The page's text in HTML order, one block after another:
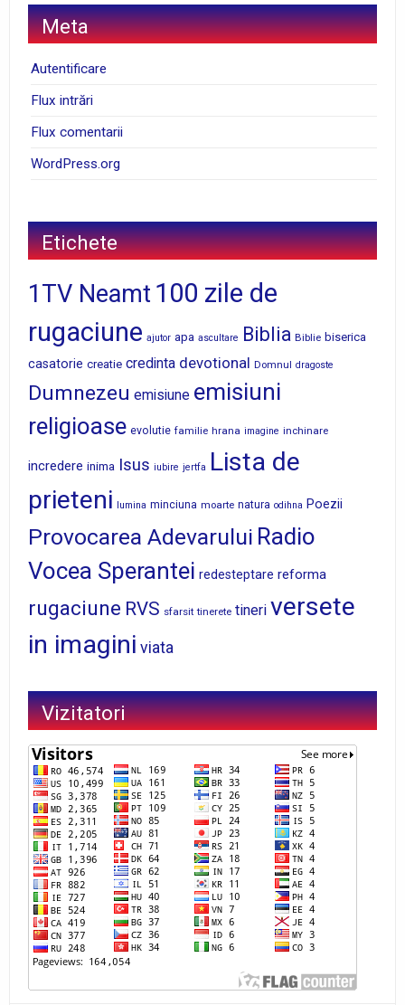
Meta
Autentificare
Flux intrări
Flux comentarii
WordPress.org
Etichete
1TV Neamt 100 zile de
rugaciune ajutor apa ascultare Biblia Biblie biserica
casatorie creatie credinta devotional Domnul dragoste
Dumnezeu emisiune emisiuni
religioase evolutie familie hrana imagine inchinare
incredere inima Isus iubire jertfa Lista de
prieteni
lumina minciuna moarte natura odihna Poezii
Provocarea Adevarului Radio
Vocea Sperantei redesteptare reforma
rugaciune RVS sfarsit tinerete tineri versete
in imagini viata
Vizitatori